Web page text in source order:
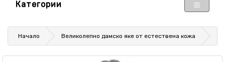
Категории
Начало Великолепно дамско яке от естествена кожа